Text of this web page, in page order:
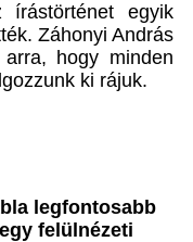
egyik
Záhonyi András
hogy minden
ki rájuk.
legfontosabb
felülnézeti